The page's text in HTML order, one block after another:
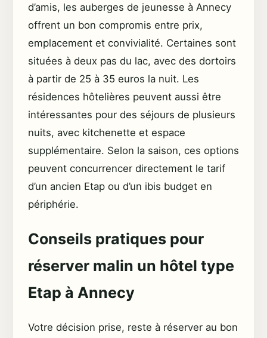
d’amis, les auberges de jeunesse à Annecy
offrent un bon compromis entre prix,
emplacement et convivialité. Certaines sont
situées à deux pas du lac, avec des dortoirs
à partir de 25 à 35 euros la nuit. Les
résidences hôtelières peuvent aussi être
intéressantes pour des séjours de plusieurs
nuits, avec kitchenette et espace
supplémentaire. Selon la saison, ces options
peuvent concurrencer directement le tarif
d’un ancien Etap ou d’un ibis budget en
périphérie.
Conseils pratiques pour
réserver malin un hôtel type
Etap à Annecy
Votre décision prise, reste à réserver au bon